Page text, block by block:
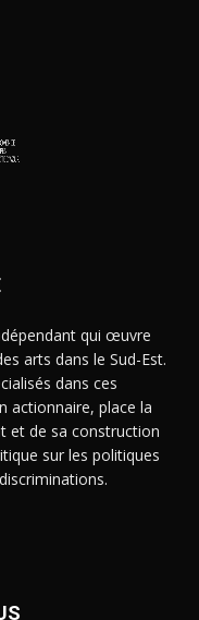
qui œuvre
arts dans le Sud-Est.
dans ces
actionnaire, place la
et de sa construction
sur les politiques